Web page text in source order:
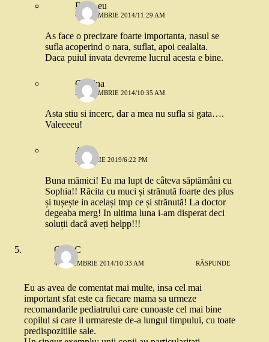
Dana eu
4 DECEMBRIE 2014/11:29 AM
As face o precizare foarte importanta, nasul se
sufla acoperind o nara, suflat, apoi cealalta.
Daca puiul invata devreme lucrul acesta e bine.
Cristina
5 DECEMBRIE 2014/10:35 AM
Asta stiu si incerc, dar a mea nu sufla si gata….
Valeeeeu!
Anka
3 APRILIE 2019/6:22 PM
Buna mămici! Eu ma lupt de câteva săptămâni cu
Sophia!! Răcita cu muci și strănută foarte des plus
și tușește in același tmp ce și strănută! La doctor
degeaba merg! In ultima luna i-am disperat deci
soluții dacă aveți helpp!!!
OanaC
4 DECEMBRIE 2014/10:33 AM RĂSPUNDE
Eu as avea de comentat mai multe, insa cel mai
important sfat este ca fiecare mama sa urmeze
recomandarile pediatrului care cunoaste cel mai bine
copilul si care il urmareste de-a lungul timpului, cu toate
predispozitiile sale.